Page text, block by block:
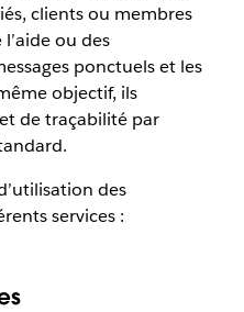
clients ou membres
ou des
ponctuels et les
objectif, ils
de traçabilité par
des
services :